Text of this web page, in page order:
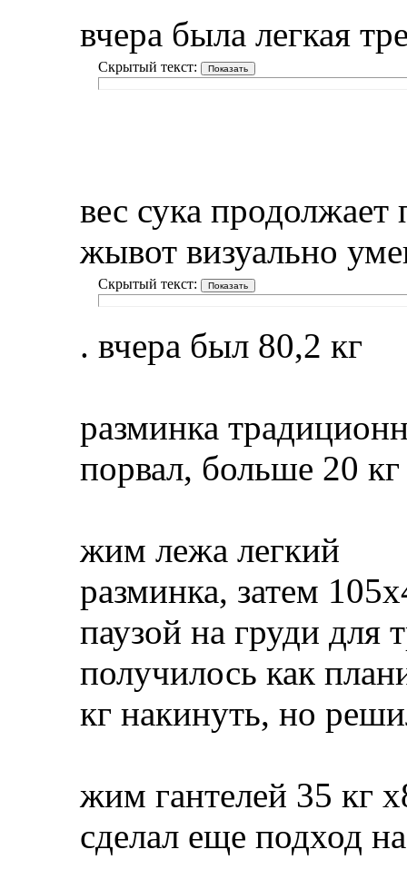
вчера была легкая
Скрытый текст:
вес сука
жывот визуально
Скрытый текст:
. вчера был 80,2 кг
разминка
порвал, больше 20
жим лежа легкий
разминка, затем
паузой на груди для
получилось как
кг накинуть, но
жим гантелей 35 кг
сделал еще подход